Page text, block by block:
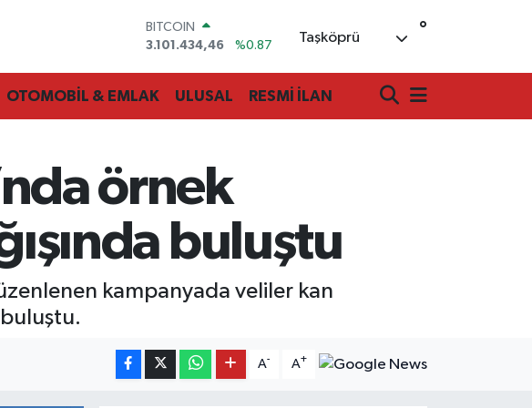
DOLAR
47,7436
%0.18
STERLİN
64,4811
%0.38
BİST100
13.779
%-14
Taşköprü °
OTOMOBİL & EMLAK ULUSAL RESMİ İLAN
örnek
buluştu
kampanyada veliler kan
A- A+